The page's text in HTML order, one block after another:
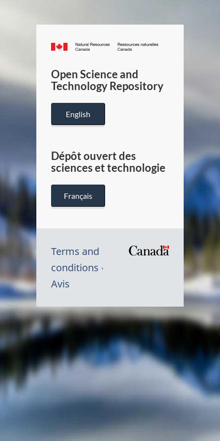
Canada.ca
/
Canada
Open Science and
Technology Repository
English
Dépôt ouvert des
sciences et technologie
Français
Terms and
conditions
Avis
Symbole
du
Canada